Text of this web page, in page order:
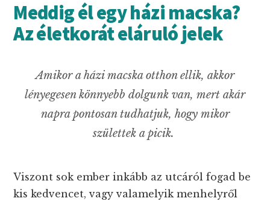
Meddig él egy házi macska?
Az életkorát eláruló jelek
Amikor a házi macska otthon ellik, akkor
lényegesen könnyebb dolgunk van, mert akár
napra pontosan tudhatjuk, hogy mikor
születtek a picik.
Viszont sok ember inkább az utcáról fogad be
kis kedvencet, vagy valamelyik menhelyről